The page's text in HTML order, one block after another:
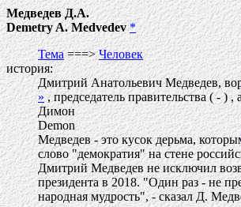
Медведев Д.А.
Demetry A. Medvedev *
Тема===>Человек
история:
Дмитрий Анатольевич Медведев,
», председатель правительства ( - ) ,
Димон
Demon
Медведев - это кусок дерьма,
слово "демократия" на стене
Дмитрий Медведев не исключил
президента в 2018. "Один раз - не
народная мудрость", - сказал Д.